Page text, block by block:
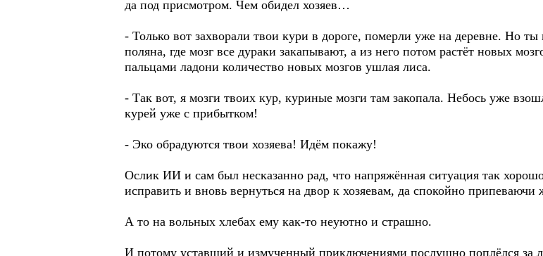
да под присмотром. Чем обидел хозяев…
- Только вот захворали твои кури в дороге, померли уже на деревне. Но ты
поляна, где мозг все дураки закапывают, а из него потом растёт новых
пальцами ладони количество новых мозгов ушлая лиса.
- Так вот, я мозги твоих кур, куриные мозги там закопала. Небось уже
курей уже с прибытком!
- Эко обрадуются твои хозяева! Идём покажу!
Ослик ИИ и сам был несказанно рад, что напряжённая ситуация так
исправить и вновь вернуться на двор к хозяевам, да спокойно припеваючи
А то на вольных хлебах ему как-то неуютно и страшно.
И потому уставший и измученный приключениями послушно поплёлся за